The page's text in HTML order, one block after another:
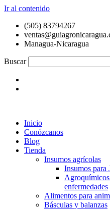
Ir al contenido
(505) 83794267
Managua-Nicaragua
Buscar
Inicio
Conózcanos
Blog
Tienda
Insumos agrícolas
Insumos para
enfermedades
Alimentos para
Básculas y balanzas